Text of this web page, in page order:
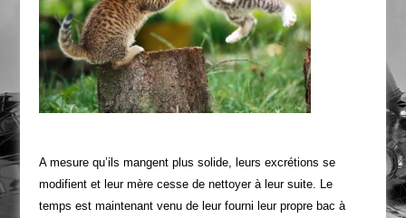
A mesure qu’ils mangent plus solide, leurs excrétions se
modifient et leur mère cesse de nettoyer à leur suite. Le
temps est maintenant venu de leur fourni leur propre bac à